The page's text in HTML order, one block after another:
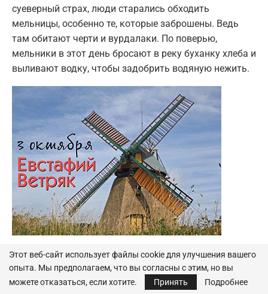
суеверный страх, люди старались обходить
мельницы, особенно те, которые заброшены. Ведь
там обитают черти и вурдалаки. По поверью,
мельники в этот день бросают в реку буханку хлеба и
выливают водку, чтобы задобрить водяную нежить.
Также начинали сплавлять хлеб водным путем, пока
ветер дул в паруса, а реки не покрылись льдом.
Иногда на Афстафия рубили позднюю капусту,
Этот веб-сайт использует файлы cookie для улучшения вашего
опыта. Мы предполагаем, что вы согласны с этим, но вы
можете отказаться, если хотите.
Принять Подробнее